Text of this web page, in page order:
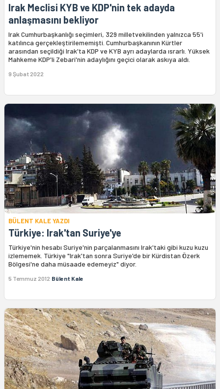
Irak Meclisi KYB ve KDP'nin tek adayda
anlaşmasını bekliyor
Irak Cumhurbaşkanlığı seçimleri, 329 milletvekilinden yalnızca 55'i
katılınca gerçekleştirilememişti. Cumhurbaşkanının Kürtler
arasından seçildiği Irak'ta KDP ve KYB ayrı adaylarda ısrarlı. Yüksek
Mahkeme KDP'li Zebari'nin adaylığını geçici olarak askıya aldı.
9 Şubat 2022
BÜLENT KALE YAZDI
Türkiye: Irak'tan Suriye'ye
Türkiye'nin hesabı Suriye'nin parçalanmasını Irak'taki gibi kuzu kuzu
izlememek. Türkiye "Irak'tan sonra Suriye'de bir Kürdistan Özerk
Bölgesi'ne daha müsaade edemeyiz" diyor.
5 Temmuz 2012 Bülent Kale